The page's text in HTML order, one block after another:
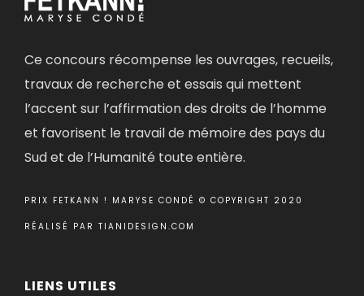
Ce concours récompense les ouvrages, recueils,
travaux de recherche et essais qui mettent
l’accent sur l’affirmation des droits de l’homme
et favorisent le travail de mémoire des pays du
Sud et de l’Humanité toute entière.
PRIX FETKANN ! MARYSE CONDÉ © COPYRIGHT 2020
RÉALISÉ PAR TIANIDESIGN.COM
LIENS UTILES